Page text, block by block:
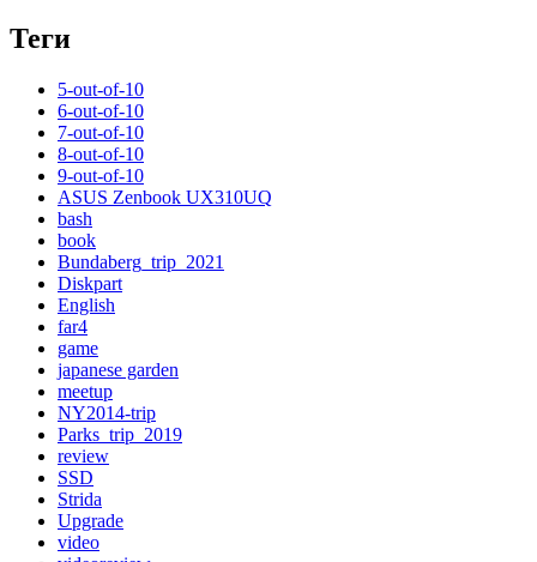
Теги
5-out-of-10
6-out-of-10
7-out-of-10
8-out-of-10
9-out-of-10
ASUS Zenbook UX310UQ
bash
book
Bundaberg_trip_2021
Diskpart
English
far4
game
japanese garden
meetup
NY2014-trip
Parks_trip_2019
review
SSD
Strida
Upgrade
video